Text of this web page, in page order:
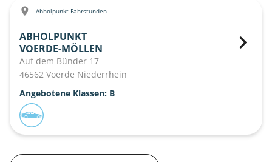
Abholpunkt Fahrstunden
ABHOLPUNKT
VOERDE-MÖLLEN
Auf dem Bünder 17
46562 Voerde Niederrhein
Angebotene Klassen: B